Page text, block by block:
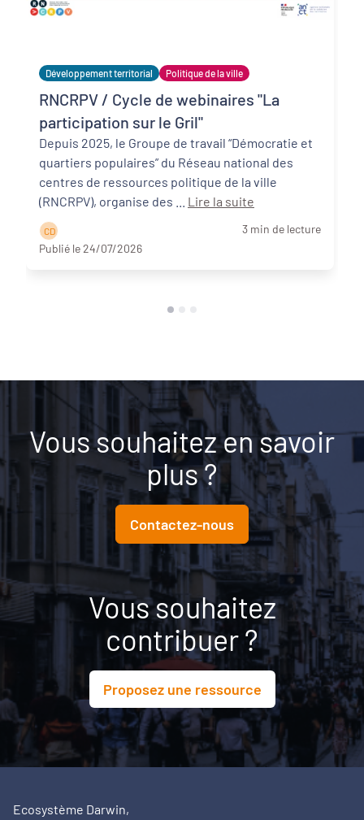
Développement territorial Politique de la ville
RNCRPV / Cycle de webinaires "La
participation sur le Gril"
Depuis 2025, le Groupe de travail “Démocratie et
quartiers populaires” du Réseau national des
centres de ressources politique de la ville
Lire la suite
C D
3 min de lecture
Publié le 24/07/2026
Vous souhaitez en savoir
plus ?
Contactez-nous
Vous souhaitez
contribuer ?
Proposez une ressource
Ecosystème Darwin,